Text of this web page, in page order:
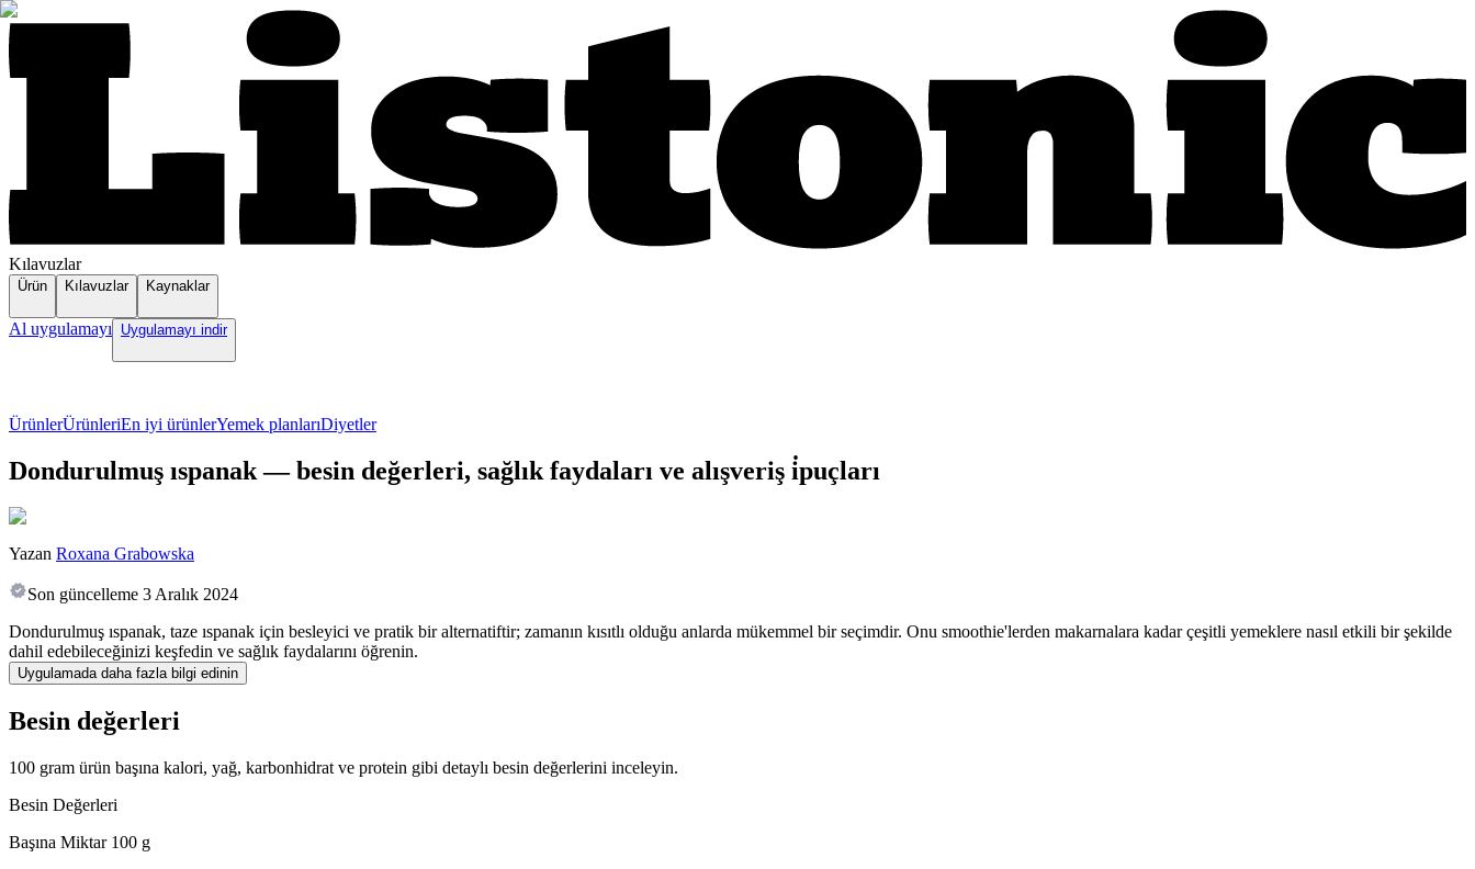
Kılavuzlar
Ürün Kılavuzlar Kaynaklar
Al uygulamayı Uygulamayı indir
ÜrünlerÜrünleriEn iyi ürünlerYemek planlarıDiyetler
Dondurulmuş ıspanak — besin değerleri, sağlık faydaları ve alışveriş i̇puçları
Yazan Roxana Grabowska
Son güncelleme 3 Aralık 2024
Dondurulmuş ıspanak, taze ıspanak için besleyici ve pratik bir alternatiftir; zamanın kısıtlı olduğu anlarda mükemmel bir seçimdir. Onu smoothie'lerden makarnalara kadar çeşitli yemeklere nasıl etkili bir şekilde
dahil edebileceğinizi keşfedin ve sağlık faydalarını öğrenin.
Uygulamada daha fazla bilgi edinin
Besin değerleri
100 gram ürün başına kalori, yağ, karbonhidrat ve protein gibi detaylı besin değerlerini inceleyin.
Besin Değerleri
Başına Miktar100 g